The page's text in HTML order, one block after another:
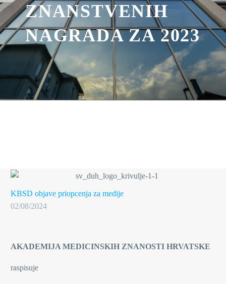
ZNANSTVENIH
NAGRADA ZA 2023
KBSD objave priopcenja za medije
02/08/2024
AKADEMIJA MEDICINSKIH ZNANOSTI HRVATSKE
raspisuje